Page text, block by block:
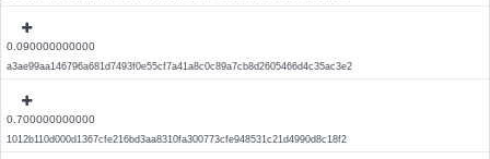
0.090000000000
a3ae99aa146796a681d7493f0e55cf7a41a8c0c89a7cb8d2605466d4c35ac3e2
0.700000000000
1012b110d000d1367cfe216bd3aa8310fa300773cfe948531c21d4990d8c18f2